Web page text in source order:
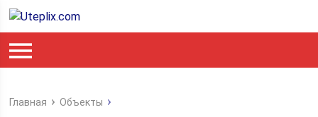
Главная Объекты